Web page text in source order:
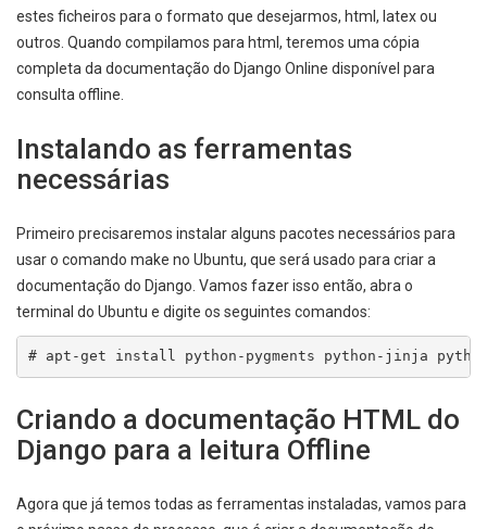
estes ficheiros para o formato que desejarmos, html, latex ou
outros. Quando compilamos para html, teremos uma cópia
completa da documentação do Django Online disponível para
consulta offline.
Instalando as ferramentas
necessárias
Primeiro precisaremos instalar alguns pacotes necessários para
usar o comando make no Ubuntu, que será usado para criar a
documentação do Django. Vamos fazer isso então, abra o
terminal do Ubuntu e digite os seguintes comandos:
# apt-get install python-pygments python-jinja
Criando a documentação HTML do
Django para a leitura Offline
Agora que já temos todas as ferramentas instaladas, vamos para